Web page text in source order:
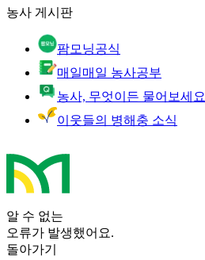
농사 게시판
팜모닝공식
매일매일 농사공부
농사, 무엇이든 물어보세요
이웃들의 병해충 소식
알 수 없는
오류가 발생했어요.
돌아가기